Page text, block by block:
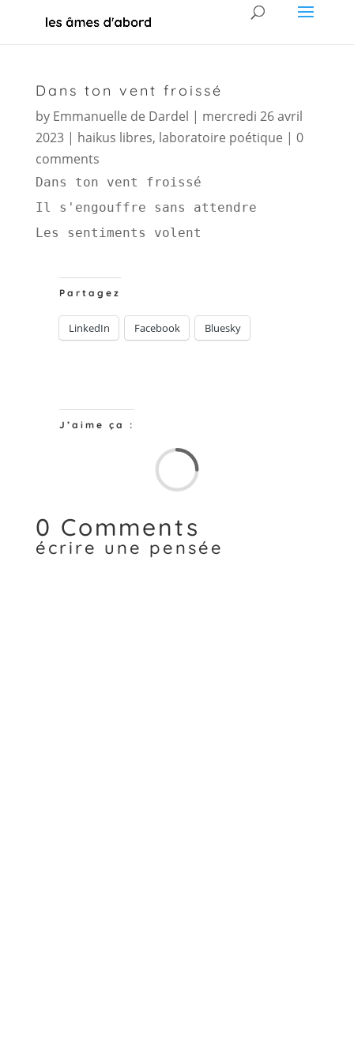
Dans ton vent froissé
by Emmanuelle de Dardel | mercredi 26 avril
2023| haikus libres, laboratoire poétique | 0
comments
Dans ton vent froissé
Il s'engouffre sans attendre
Les sentiments volent
Partagez
LinkedIn Facebook Bluesky
J’aime ça :
0 Comments
écrire une pensée